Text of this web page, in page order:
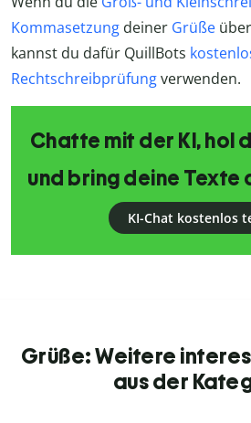
Kommasetzung deiner Grüße
kannst du dafür QuillBots
Rechtschreibprüfungverwenden.
Chatte mit der KI, hol
und bring deine Texte
KI-Chat kostenlos
Grüße: Weitere
aus der